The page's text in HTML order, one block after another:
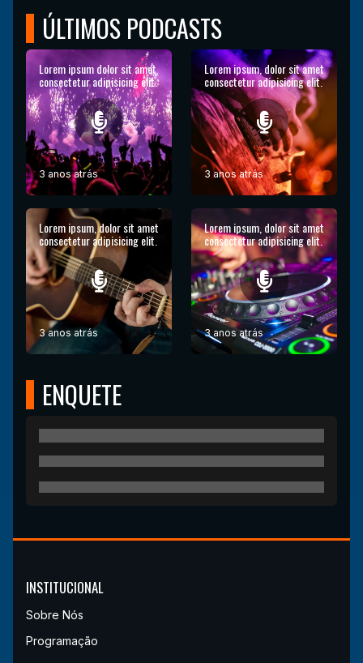
ÚLTIMOS PODCASTS
Lorem ipsum dolor sit amet
consectetur adipisicing elit.
3 anos atrás
Lorem ipsum, dolor sit amet
consectetur adipisicing elit.
3 anos atrás
Lorem ipsum, dolor sit amet
consectetur adipisicing elit.
3 anos atrás
Lorem ipsum, dolor sit amet
consectetur adipisicing elit.
3 anos atrás
ENQUETE
INSTITUCIONAL
Sobre Nós
Programação